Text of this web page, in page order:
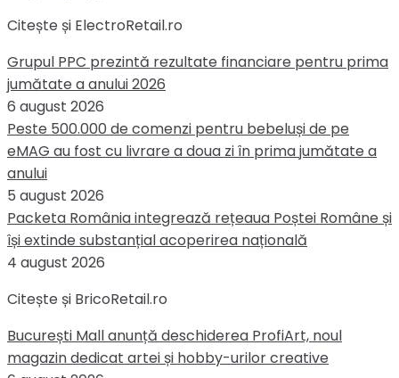
Citește și ElectroRetail.ro
Grupul PPC prezintă rezultate financiare pentru prima
jumătate a anului 2026
6 august 2026
Peste 500.000 de comenzi pentru bebeluși de pe
eMAG au fost cu livrare a doua zi în prima jumătate a
anului
5 august 2026
Packeta România integrează rețeaua Poștei Române și
își extinde substanțial acoperirea națională
4 august 2026
Citește și BricoRetail.ro
București Mall anunță deschiderea ProfiArt, noul
magazin dedicat artei și hobby-urilor creative